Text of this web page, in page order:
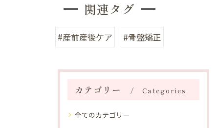
関連タグ
#産前産後ケア #骨盤矯正
カテゴリー Categories
全てのカテゴリー